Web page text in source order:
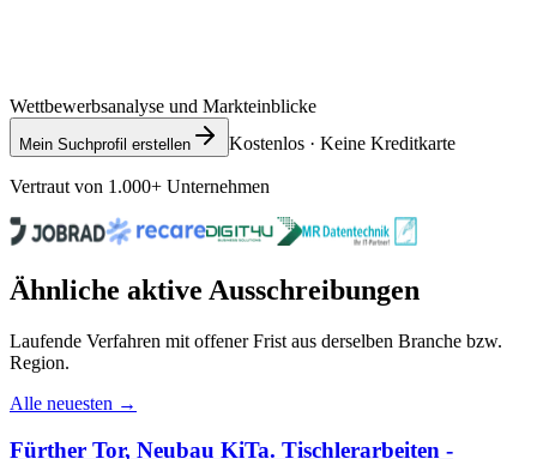
Wettbewerbsanalyse und Markteinblicke
Mein Suchprofil erstellen Kostenlos · Keine Kreditkarte
Vertraut von 1.000+ Unternehmen
Ähnliche aktive Ausschreibungen
Laufende Verfahren mit offener Frist aus derselben Branche bzw.
Region.
Alle neuesten →
Fürther Tor, Neubau KiTa. Tischlerarbeiten -